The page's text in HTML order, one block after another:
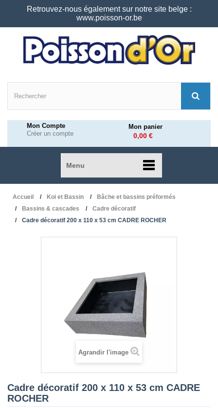
Retrouvez-nous également sur notre site belge :
www.poisson-or.be
Mon Compte
Créer un compte
Mon panier
0,00 €
Menu
Accueil Koi et Bassin
Bâche et bassins préformés
Bassins & cascades
Cadre décoratif
Cadre décoratif 200 x 110 x 53 cm CADRE ROCHER
Agrandir l'image
Cadre décoratif 200 x 110 x 53 cm CADRE
ROCHER